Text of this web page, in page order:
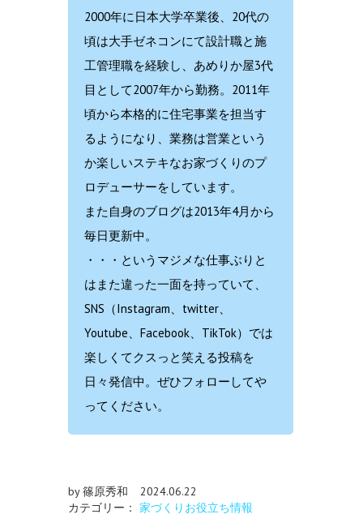
2000年に日本大学卒業後、20代の
頃は大手ゼネコンにて設計職と施
工管理職を経験し、あめりか屋3代
目として2007年から勤務。2011年
頃から本格的に住宅事業を担当す
るようになり、業務は営業という
か楽しいステキなお家づくりのプ
ロデューサーをしています。
また自身のブログは2013年4月から
毎日更新中。
・・・というマジメな仕事ぶりと
はまた違った一面を持っていて、
SNS（Instagram、twitter、
Youtube、Facebook、TikTok）では
楽しくてクスっと笑える投稿を
日々発信中。ぜひフォローしてや
ってください。
by 篠原秀和
2024.06.22
カテゴリー： 家づくりお役立ち情報